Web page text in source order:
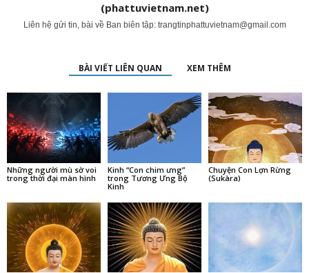
(phattuvietnam.net)
Liên hệ gửi tin, bài về Ban biên tập: trangtinphattuvietnam@gmail.com
BÀI VIẾT LIÊN QUAN XEM THÊM
Những người mù sờ voi
trong thời đại màn hình
Kinh “Con chim ưng”
trong Tương Ưng Bộ
Kinh
Chuyện Con Lợn Rừng
(Sukàra)